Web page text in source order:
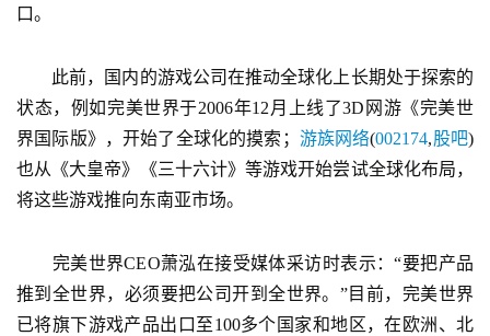
游
对
接
会
上
站
口。
此前，国内的游戏公司在推动全球化上长期处于探索的
状态，例如完美世界于2006年12月上线了3D网游《完美世
界国际版》，开始了全球化的摸索； 游族网络(002174,股吧)
也从《大皇帝》《三十六计》等游戏开始尝试全球化布局，
将这些游戏推向东南亚市场。
完美世界CEO萧泓在接受媒体采访时表示：“要把产品
推到全世界，必须要把公司开到全世界。”目前，完美世界
已将旗下游戏产品出口至100多个国家和地区，在欧洲、北